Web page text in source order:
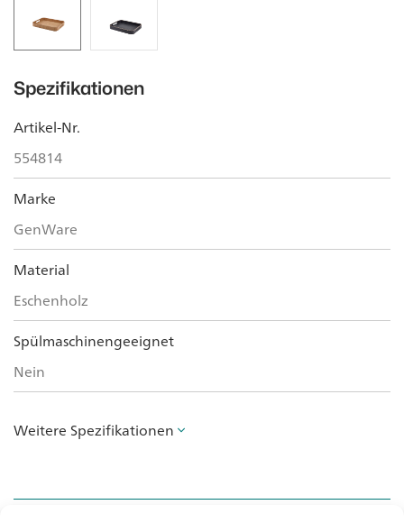
Spezifikationen
Artikel-Nr.
554814
Marke
GenWare
Material
Eschenholz
Spülmaschinengeeignet
Nein
Weitere Spezifikationen